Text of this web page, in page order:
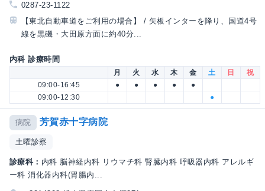
0287-23-1122
【東北自動車道をご利用の場合】 / 矢板インターを降り、国道4号
線を黒磯・大田原方面に約40分...
内科 診療時間
月 火 水 木 金 土 日
祝
09:00-16:45
● ● ● ●
●
09:00-12:30
●
病院 芳賀赤十字病院
土曜診察
診療科： 内科 脳神経内科 リウマチ科 腎臓内科 呼吸器内科 アレルギ
ー科 消化器内科(胃腸内...